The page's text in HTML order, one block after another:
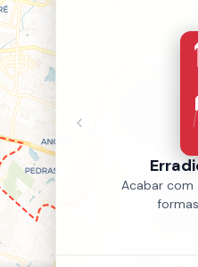
Gestão
Praia do
força da